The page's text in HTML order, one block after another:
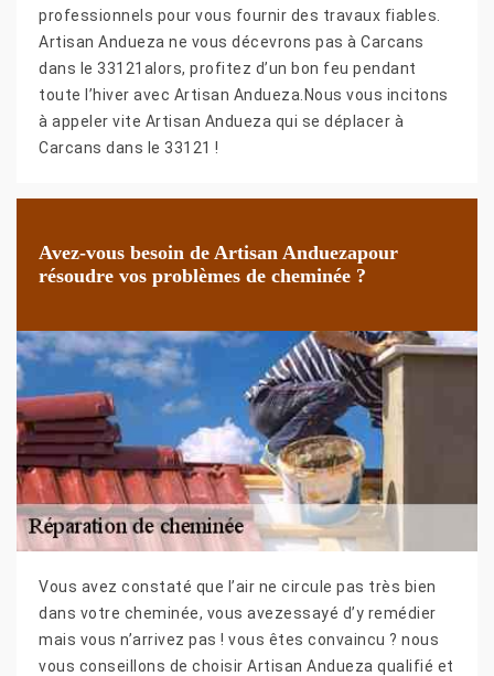
professionnels pour vous fournir des travaux fiables.
Artisan Andueza ne vous décevrons pas à Carcans
dans le 33121alors, profitez d’un bon feu pendant
toute l’hiver avec Artisan Andueza.Nous vous incitons
à appeler vite Artisan Andueza qui se déplacer à
Carcans dans le 33121 !
Avez-vous besoin de Artisan Anduezapour
résoudre vos problèmes de cheminée ?
Vous avez constaté que l’air ne circule pas très bien
dans votre cheminée, vous avezessayé d’y remédier
mais vous n’arrivez pas ! vous êtes convaincu ? nous
vous conseillons de choisir Artisan Andueza qualifié et